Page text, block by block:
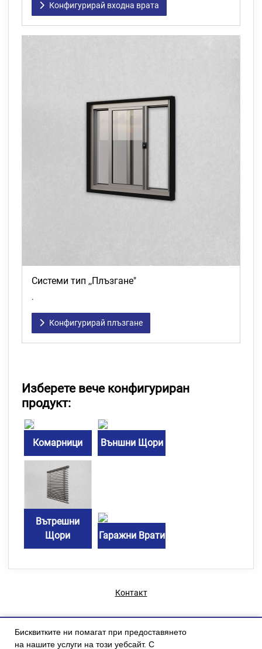
Бисквитките ни помагат при предоставянето
на нашите услуги на този уебсайт. С
Конфигурирай входна врата
Системи тип ,,Плъзгане"
.
Конфигурирай плъзгане
Изберете вече конфигуриран
продукт:
Комарници Външни Щори
Вътрешни
Щори
Гаражни Врати
Контакт